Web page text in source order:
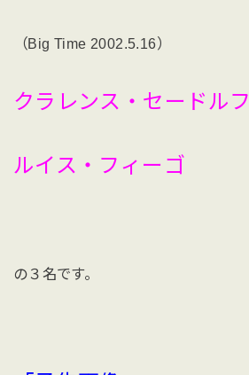
（Big Time 2002.5.16）
クラレンス・セードルフ
ルイス・フィーゴ
の３名です。